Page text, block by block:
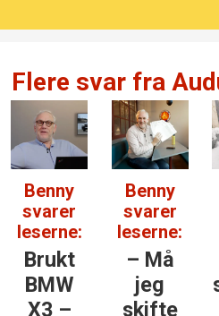
Flere svar fra
Benny
svarer
leserne:
Brukt
BMW
X3 –
Benny
svarer
leserne:
– Må
jeg
skifte